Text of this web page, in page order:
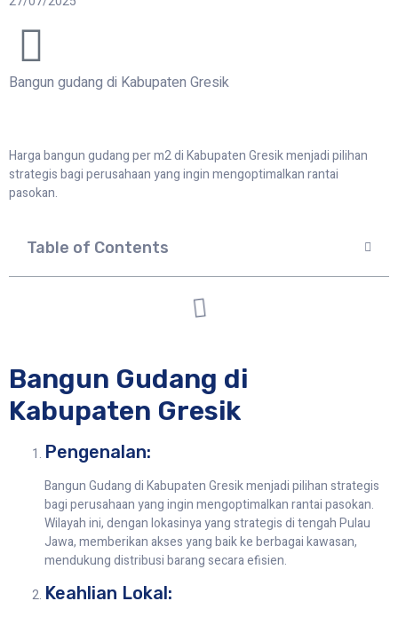
Bangun gudang di Kabupaten Gresik
Harga bangun gudang per m2 di Kabupaten Gresik menjadi pilihan
strategis bagi perusahaan yang ingin mengoptimalkan rantai
pasokan.
Table of Contents
Bangun Gudang di
Kabupaten Gresik
Pengenalan:
Bangun Gudang di Kabupaten Gresik menjadi pilihan strategis
bagi perusahaan yang ingin mengoptimalkan rantai pasokan.
Wilayah ini, dengan lokasinya yang strategis di tengah Pulau
Jawa, memberikan akses yang baik ke berbagai kawasan,
mendukung distribusi barang secara efisien.
Keahlian Lokal: